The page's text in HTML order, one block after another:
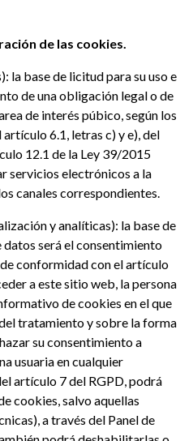
de las cookies.
la base de licitud para su uso e
de una obligación legal o de
de interés púbico, según los
6.1, letras c) y e), del
12.1 de la Ley 39/2015
servicios electrónicos a la
canales correspondientes.
y analíticas): la base de
será el consentimiento
conformidad con el artículo
a este sitio web, la persona
de cookies en el que
tratamiento y sobre la forma
su consentimiento a
usuaria en cualquier
artículo 7 del RGPD, podrá
cookies, salvo aquellas
a través del Panel de